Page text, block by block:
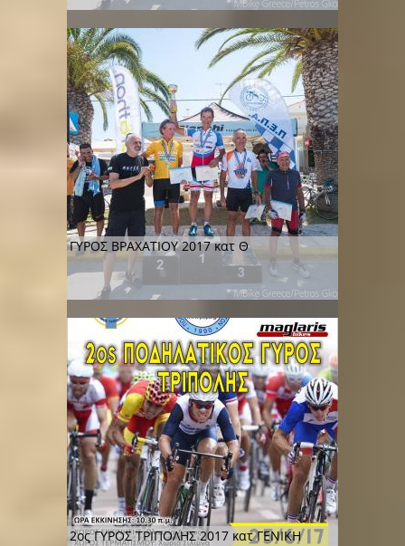
ΓΥΡΟΣ ΒΡΑΧΑΤΙΟΥ 2017 κατ Θ
2ος ΓΥΡΟΣ ΤΡΙΠΟΛΗΣ 2017 κατ ΓΕΝΙΚΗ